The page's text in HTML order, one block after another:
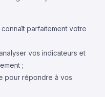
parfaitement votre
vos indicateurs et
;
pour répondre à vos